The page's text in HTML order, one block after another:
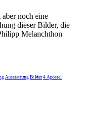
noch eine
dieser Bilder, die
Melanchthon
AusstattungBilder4 Apostel